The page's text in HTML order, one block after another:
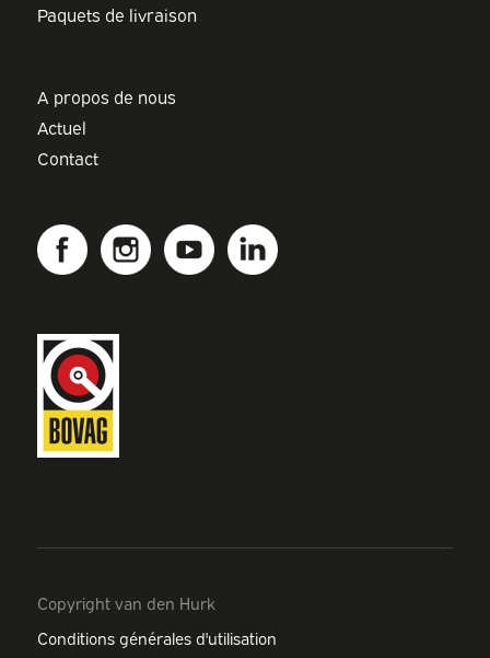
Paquets de livraison
A propos de nous
Actuel
Contact
Copyright van den Hurk
Conditions générales d'utilisation